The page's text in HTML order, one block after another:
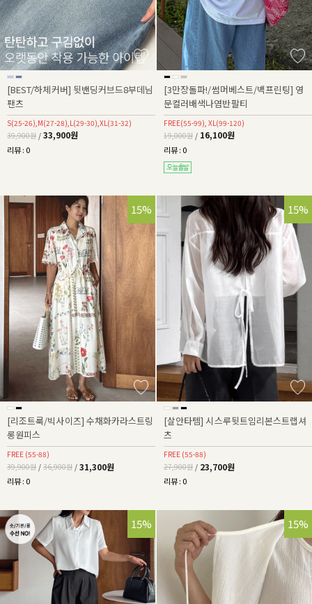
[BEST/하체커버] 뒷밴딩커브드8부데님
팬츠
S(25-26),M(27-28),L(29-30),XL(31-32)
39,900원 / 33,900원
리뷰 : 0
[3만장돌파!/썸머베스트/백프린팅] 영
문컬러배색나염반팔티
FREE(55-99), XL(99-120)
19,000원 / 16,100원
리뷰 : 0
22%
15%
[리조트룩/빅사이즈] 수채화카라스트링
롱원피스
FREE (55-88)
39,900원 / 36,900원 / 31,300원
리뷰 : 0
15%
[살안타템] 시스루뒷트임리본스트랩셔
츠
FREE (55-88)
27,900원 / 23,700원
리뷰 : 0
28%
15% 15%